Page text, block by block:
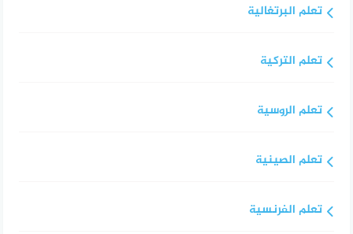
تعلم البرتغالية
تعلم التركية
تعلم الروسية
تعلم الصينية
تعلم الفرنسية